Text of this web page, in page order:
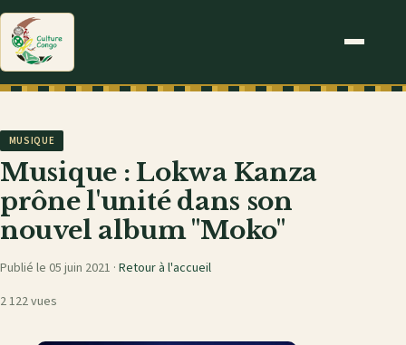
MUSIQUE
Musique : Lokwa Kanza
prône l'unité dans son
nouvel album "Moko"
Publié le 05 juin 2021 · Retour à l'accueil
2 122 vues